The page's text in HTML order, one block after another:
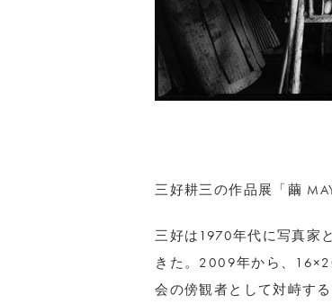
三好耕三の作品展「繭
三好は1970年代に写真家
きた。2009年から、
会の傍観者として対峙す